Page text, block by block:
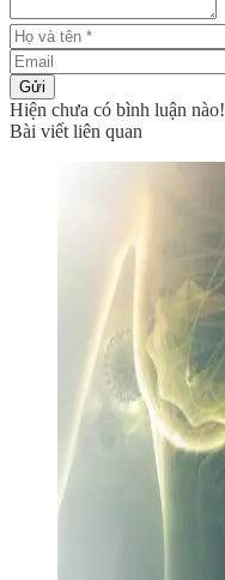
Gửi
Hiện chưa có bình luận nào!
Bài viết liên quan